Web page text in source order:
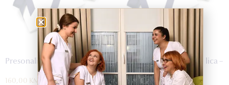
Presonalizirani tretmani lica
160,00 KM
Presonalizirani tretmani lica –
Privilege pass